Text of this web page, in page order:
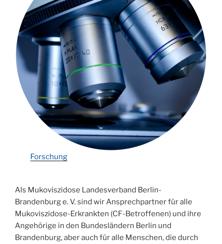
Forschung
Als Mukoviszidose Landesverband Berlin-
Brandenburg e. V. sind wir Ansprechpartner für alle
Mukoviszidose-Erkrankten (CF-Betroffenen) und ihre
Angehörige in den Bundesländern Berlin und
Brandenburg, aber auch für alle Menschen, die durch